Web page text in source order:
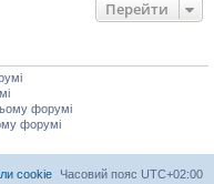
Перейти
форумі
форумі
Часовий пояс UTC+02:00
cookie